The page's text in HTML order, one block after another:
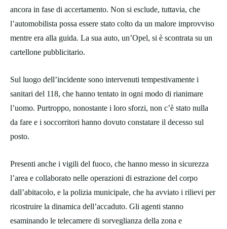
ancora in fase di accertamento. Non si esclude, tuttavia, che
l’automobilista possa essere stato colto da un malore improvviso
mentre era alla guida. La sua auto, un’Opel, si è scontrata su un
cartellone pubblicitario.
Sul luogo dell’incidente sono intervenuti tempestivamente i
sanitari del 118, che hanno tentato in ogni modo di rianimare
l’uomo. Purtroppo, nonostante i loro sforzi, non c’è stato nulla
da fare e i soccorritori hanno dovuto constatare il decesso sul
posto.
Presenti anche i vigili del fuoco, che hanno messo in sicurezza
l’area e collaborato nelle operazioni di estrazione del corpo
dall’abitacolo, e la polizia municipale, che ha avviato i rilievi per
ricostruire la dinamica dell’accaduto. Gli agenti stanno
esaminando le telecamere di sorveglianza della zona e